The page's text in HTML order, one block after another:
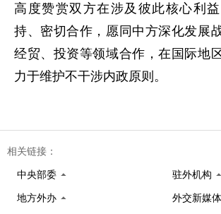
高度赞赏双方在涉及彼此核心利
持、密切合作，愿同中方深化发展
经贸、投资等领域合作，在国际地
力于维护不干涉内政原则。
相关链接：
中央部委 驻外机构
地方外办 外交新媒体